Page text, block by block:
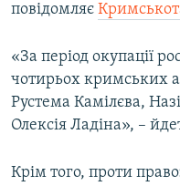
повідомляє
«За період окупації
чотирьох кримських
Рустема Камілєва,
Олексія Ладіна», –
Крім того, проти